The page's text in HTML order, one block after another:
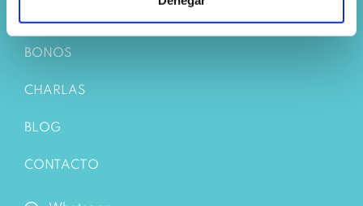
BONOS
CHARLAS
BLOG
CONTACTO